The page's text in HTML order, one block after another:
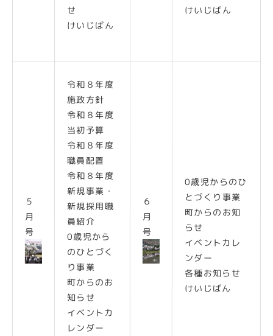
せ
けいじばん
けいじばん
５
月
号
令和８年度
施政方針
令和８年度
当初予算
令和８年度
職員配置
令和８年度
新規事業・
新規採用職
員紹介
0歳児から
のひとづく
り事業
町からのお
知らせ
イベントカ
レンダー
６
月
号
0歳児からのひ
とづくり事業
町からのお知
らせ
イベントカレ
ンダー
各種お知らせ
けいじばん